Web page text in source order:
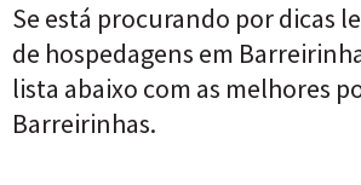
Se está procurando por dicas
de hospedagens em
lista abaixo com as melhores
Barreirinhas.